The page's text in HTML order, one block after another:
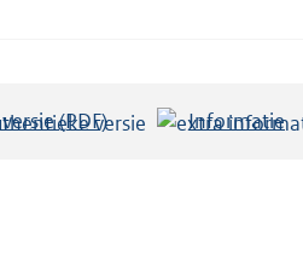
(PDF)b
Informatie